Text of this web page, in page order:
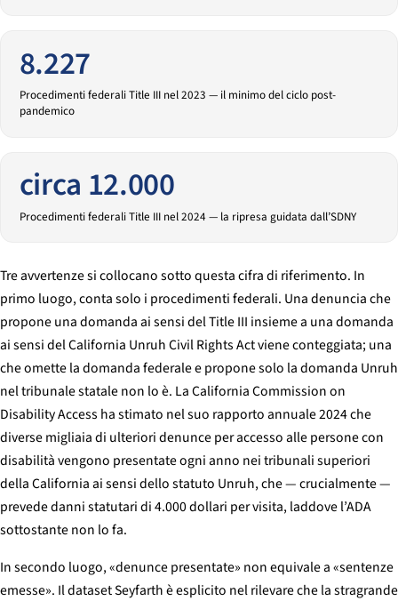
8.227
Procedimenti federali Title III nel 2023 — il minimo del ciclo post-
pandemico
circa 12.000
Procedimenti federali Title III nel 2024 — la ripresa guidata dall’SDNY
Tre avvertenze si collocano sotto questa cifra di riferimento. In
primo luogo, conta solo i procedimentifederali. Una denuncia che
propone una domanda ai sensi del Title III insieme a una domanda
ai sensi del California Unruh Civil Rights Act viene conteggiata; una
che omette la domanda federale e propone solo la domanda Unruh
nel tribunale statale non lo è. La California Commission on
Disability Access ha stimato nel suo rapporto annuale 2024 che
diverse migliaia di ulteriori denunce per accesso alle persone con
disabilità vengono presentate ogni anno nei tribunali superiori
della California ai sensi dello statuto Unruh, che — crucialmente —
prevede danni statutari di 4.000 dollari per visita, laddove l’ADA
sottostante non lo fa.
In secondo luogo, «denunce presentate» non equivale a «sentenze
emesse». Il dataset Seyfarth è esplicito nel rilevare che la stragrande